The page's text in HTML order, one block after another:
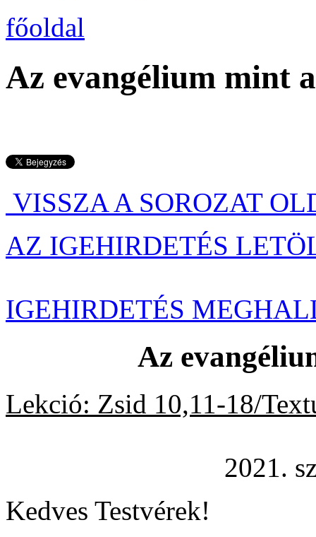
főoldal
Az evangélium mint
VISSZA A SOROZAT
AZ IGEHIRDETÉS
IGEHIRDETÉS
Az
Lekció: Zsid 10,11-18/
2021.
Kedves Testvérek!